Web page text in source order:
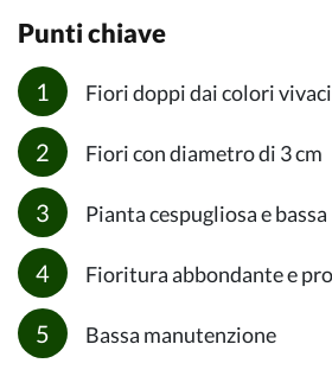
Punti chiave
Fiori doppi dai colori
Fiori con diametro di 3 cm
Pianta cespugliosa e bassa
Fioritura abbondante e
Bassa manutenzione